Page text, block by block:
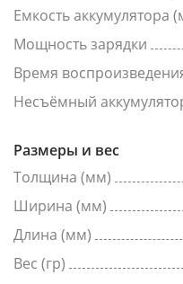
Емкость аккумулятора
Мощность зарядки
Время
Несъёмный
Размеры и вес
Толщина (мм)
Ширина (мм)
Длина (мм)
Вес (гр)